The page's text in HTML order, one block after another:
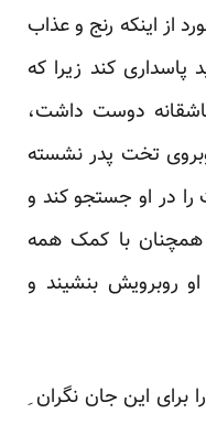
از اینکه رنج و عذاب
کند زیرا که
دوست داشت،
تخت پدر نشسته
را در او جستجو کند و
همچنان با کمک همه
روبرویش بنشیند و
برای این جان نگران